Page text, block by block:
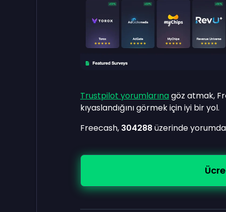
Trustpilot yorumlarınagöz atmak,
kıyaslandığını görmek için iyi bir yol.
Freecash, 304288üzerinde